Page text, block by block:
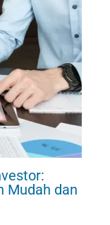
Mudah dan